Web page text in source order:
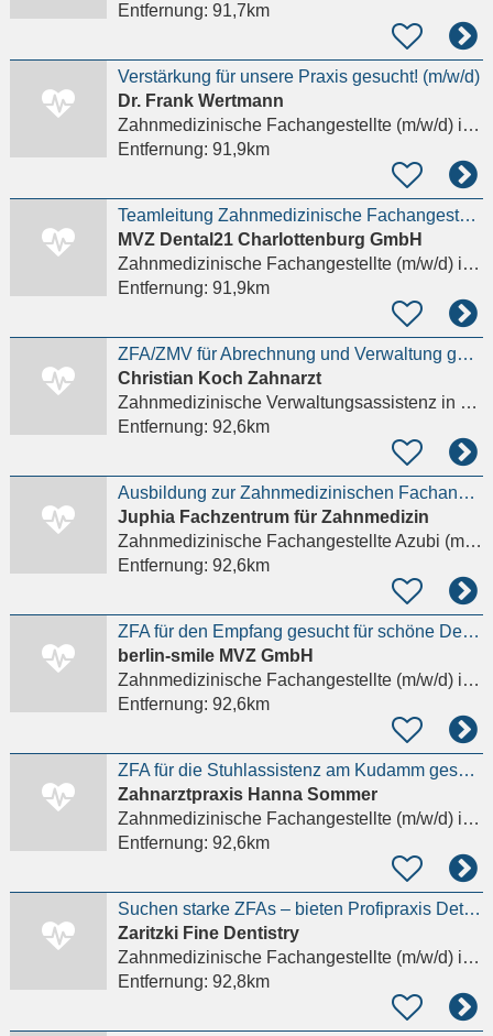
Entfernung: 91,7km
Verstärkung für unsere Praxis gesucht! (m/w/d)
Dr. Frank Wertmann
Zahnmedizinische Fachangestellte (m/w/d)in Potsdam
Entfernung: 91,9km
Teamleitung Zahnmedizinische Fachangestellte (ZFA) (m/w/d)
MVZ Dental21 Charlottenburg GmbH
Zahnmedizinische Fachangestellte (m/w/d)in Berlin, Charlottenburg-Wilmersdorf
Entfernung: 91,9km
ZFA/ZMV für Abrechnung und Verwaltung gesucht . Nähe Olivaer Platz Details anzeigen
Christian Koch Zahnarzt
Zahnmedizinische Verwaltungsassistenzin Berlin, Charlottenburg-Wilmersdorf
Entfernung: 92,6km
Ausbildung zur Zahnmedizinischen Fachangestellten// ZFA (m/w/d)
Juphia Fachzentrum für Zahnmedizin
Zahnmedizinische Fachangestellte Azubi (m/w/d)
Entfernung: 92,6km
ZFA für den Empfang gesucht für schöne Design-Praxis am HBF Details anzeigen
berlin-smile MVZ GmbH
Zahnmedizinische Fachangestellte (m/w/d)in Berlin
Entfernung: 92,6km
ZFA für die Stuhlassistenz am Kudamm gesucht Details anzeigen
Zahnarztpraxis Hanna Sommer
Zahnmedizinische Fachangestellte (m/w/d)in Berlin
Entfernung: 92,6km
Suchen starke ZFAs – bieten Profipraxis Details anzeigen
Zaritzki Fine Dentistry
Zahnmedizinische Fachangestellte (m/w/d)in Berlin, Charlottenburg-Wilmersdorf
Entfernung: 92,8km